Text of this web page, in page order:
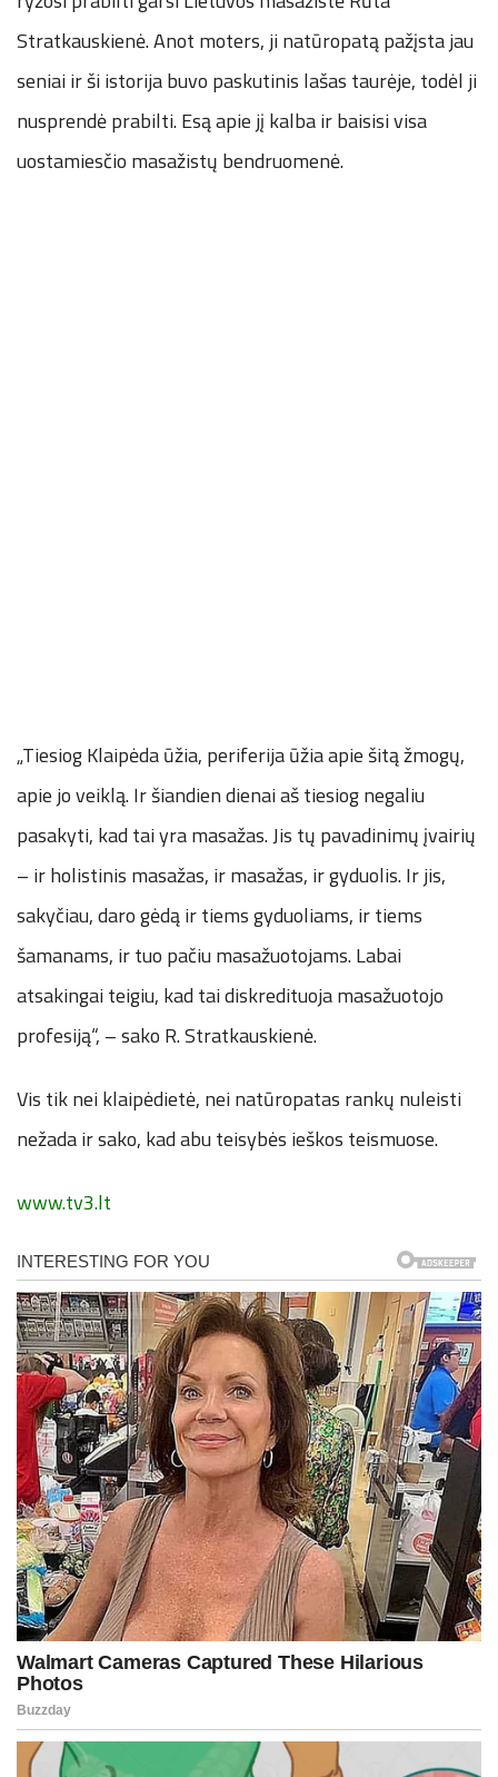
Stratkauskienė. Anot moters, ji natūropatą pažįsta jau
seniai ir ši istorija buvo paskutinis lašas taurėje, todėl ji
nusprendė prabilti. Esą apie jį kalba ir baisisi visa
uostamiesčio masažistų bendruomenė.
„Tiesiog Klaipėda ūžia, periferija ūžia apie šitą žmogų,
apie jo veiklą. Ir šiandien dienai aš tiesiog negaliu
pasakyti, kad tai yra masažas. Jis tų pavadinimų įvairių
– ir holistinis masažas, ir masažas, ir gyduolis. Ir jis,
sakyčiau, daro gėdą ir tiems gyduoliams, ir tiems
šamanams, ir tuo pačiu masažuotojams. Labai
atsakingai teigiu, kad tai diskredituoja masažuotojo
profesiją“, – sako R. Stratkauskienė.
Vis tik nei klaipėdietė, nei natūropatas rankų nuleisti
nežada ir sako, kad abu teisybės ieškos teismuose.
www.tv3.lt